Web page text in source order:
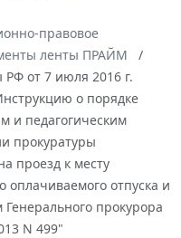
правовое
ленты ПРАЙМ
РФ от 7 июля 2016 г.
о порядке
и педагогическим
прокуратуры
проезд к месту
оплачиваемого отпуска и
прокурора
N 499"